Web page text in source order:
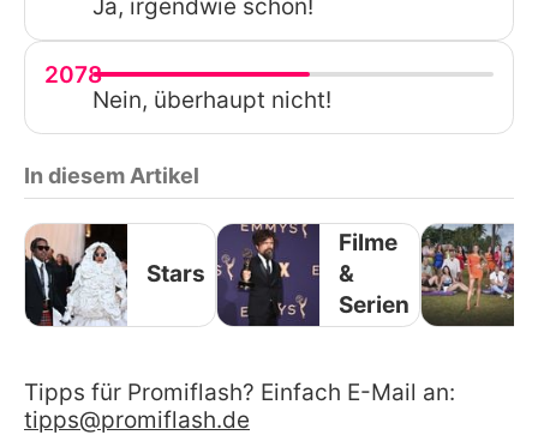
Ja, irgendwie schon!
2078
Nein, überhaupt nicht!
In diesem Artikel
Stars
Filme
&
Serien
Tipps für Promiflash? Einfach E-Mail an:
tipps@promiflash.de